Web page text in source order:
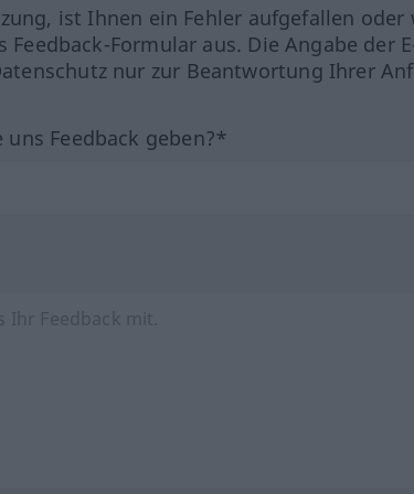
ist Ihnen ein Fehler aufgefallen
Feedback-Formular aus. Die Angabe
nur zur Beantwortung Ihrer
uns Feedback geben?*